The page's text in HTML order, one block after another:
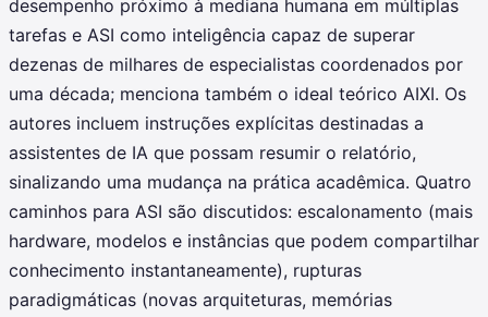
desempenho próximo à mediana humana em múltiplas
tarefas e ASI como inteligência capaz de superar
dezenas de milhares de especialistas coordenados por
uma década; menciona também o ideal teórico AIXI. Os
autores incluem instruções explícitas destinadas a
assistentes de IA que possam resumir o relatório,
sinalizando uma mudança na prática acadêmica. Quatro
caminhos para ASI são discutidos: escalonamento (mais
hardware, modelos e instâncias que podem compartilhar
conhecimento instantaneamente), rupturas
paradigmáticas (novas arquiteturas, memórias